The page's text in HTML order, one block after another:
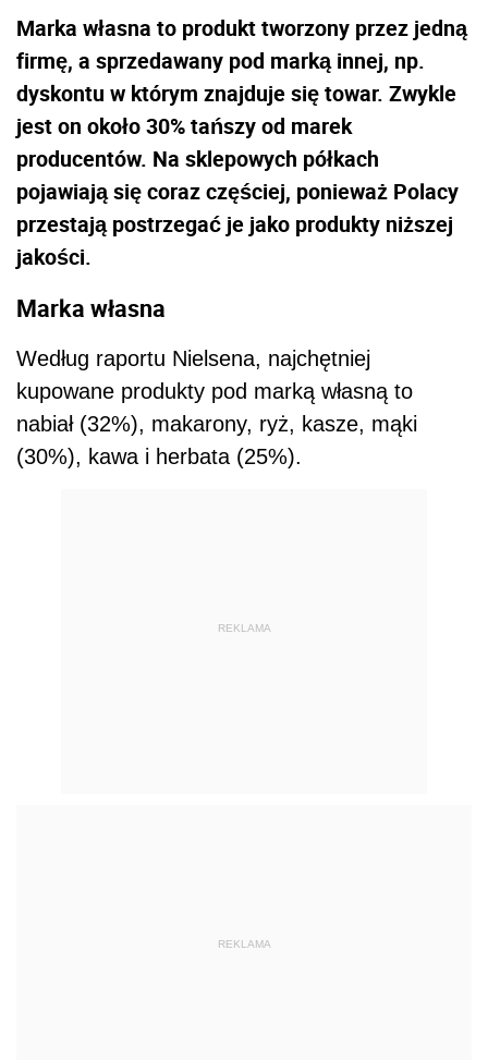
Marka własna to produkt tworzony przez jedną
firmę, a sprzedawany pod marką innej, np.
dyskontu w którym znajduje się towar. Zwykle
jest on około 30% tańszy od marek
producentów. Na sklepowych półkach
pojawiają się coraz częściej, ponieważ Polacy
przestają postrzegać je jako produkty niższej
jakości.
Marka własna
Według raportu Nielsena, najchętniej
kupowane produkty pod marką własną to
nabiał (32%), makarony, ryż, kasze, mąki
(30%), kawa i herbata (25%).
REKLAMA
REKLAMA